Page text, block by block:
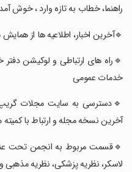
راهنما، خطاب به تازه وارد ، خوش
‏🔹آخرین اخبار، اطلاعیه ها از
‏🔹راه های ارتباطی و لوکیشن
خدمات عمومی
‏🔹دسترسی به سایت مجلات گریپ
آخرین نسخه مجله و ارتباط با
‏🔹قسمت مربوط به انجمن تحت
لاسکر، نظریه پزشکی، نظریه مذهبی